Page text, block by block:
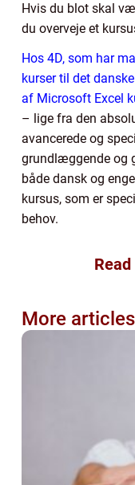
Hvis du blot skal
du overveje et
Hos 4D, som har
kurser til det
af Microsoft Excel
– lige fra den
avancerede og
grundlæggende og
både dansk og
kursus, som er
behov.
More articles